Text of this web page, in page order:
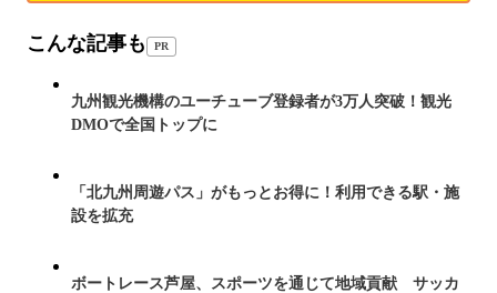
こんな記事も PR
九州観光機構のユーチューブ登録者が3万人突破！観光
DMOで全国トップに
「北九州周遊パス」がもっとお得に！利用できる駅・施
設を拡充
ボートレース芦屋、スポーツを通じて地域貢献 サッカ